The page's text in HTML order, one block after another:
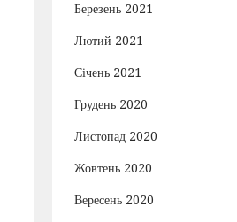
Березень 2021
Лютий 2021
Січень 2021
Грудень 2020
Листопад 2020
Жовтень 2020
Вересень 2020